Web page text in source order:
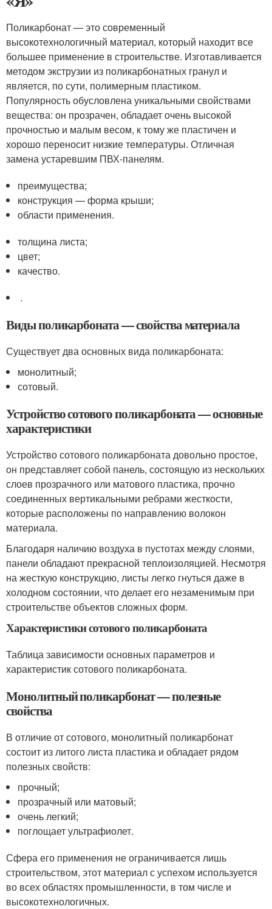
Поликарбонат — это современный
высокотехнологичный материал, который находит все
большее применение в строительстве. Изготавливается
методом экструзии из поликарбонатных гранул и
является, по сути, полимерным пластиком.
Популярность обусловлена уникальными свойствами
вещества: он прозрачен, обладает очень высокой
прочностью и малым весом, к тому же пластичен и
хорошо переносит низкие температуры. Отличная
замена устаревшим ПВХ-панелям.
преимущества;
конструкция — форма крыши;
области применения.
толщина листа;
цвет;
качество.
.
Виды поликарбоната — свойства материала
Существует два основных вида поликарбоната:
монолитный;
сотовый.
Устройство сотового поликарбоната — основные
характеристики
Устройство сотового поликарбоната довольно простое,
он представляет собой панель, состоящую из нескольких
слоев прозрачного или матового пластика, прочно
соединенных вертикальными ребрами жесткости,
которые расположены по направлению волокон
материала.
Благодаря наличию воздуха в пустотах между слоями,
панели обладают прекрасной теплоизоляцией. Несмотря
на жесткую конструкцию, листы легко гнуться даже в
холодном состоянии, что делает его незаменимым при
строительстве объектов сложных форм.
Характеристики сотового поликарбоната
Таблица зависимости основных параметров и
характеристик сотового поликарбоната.
Монолитный поликарбонат — полезные
свойства
В отличие от сотового, монолитный поликарбонат
состоит из литого листа пластика и обладает рядом
полезных свойств:
прочный;
прозрачный или матовый;
очень легкий;
поглощает ультрафиолет.
Сфера его применения не ограничивается лишь
строительством, этот материал с успехом используется
во всех областях промышленности, в том числе и
высокотехнологичных.